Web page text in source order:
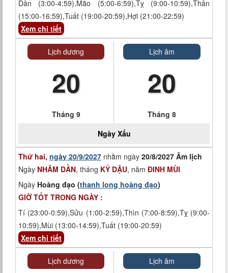
Dần (3:00-4:59),Mão (5:00-6:59),Tỵ (9:00-10:59),Thân
(15:00-16:59),Tuất (19:00-20:59),Hợi (21:00-22:59)
Xem chi tiết
Lịch dương
20
Tháng 9
Lịch âm
20
Tháng 8
Ngày Xấu
Thứ hai, ngày 20/9/2027 nhằm ngày 20/8/2027 Âm lịch
Ngày NHÂM DẦN, tháng KỶ DẬU, năm ĐINH MÙI
Ngày Hoàng đạo (thanh long hoàng đạo)
GIỜ TỐT TRONG NGÀY :
Tí (23:00-0:59),Sửu (1:00-2:59),Thìn (7:00-8:59),Tỵ (9:00-
10:59),Mùi (13:00-14:59),Tuất (19:00-20:59)
Xem chi tiết
Lịch dương Lịch âm